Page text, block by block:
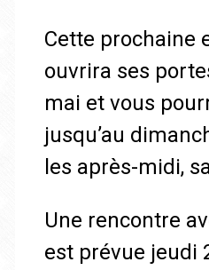
Cette prochaine
ouvrira ses
mai et vous
jusqu’au
les après-midi,
Une rencontre
est prévue jeudi